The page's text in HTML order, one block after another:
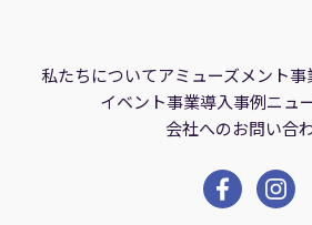
私たちについてアミューズメント事
イベント事業導入事例ニュ
会社へのお問い合